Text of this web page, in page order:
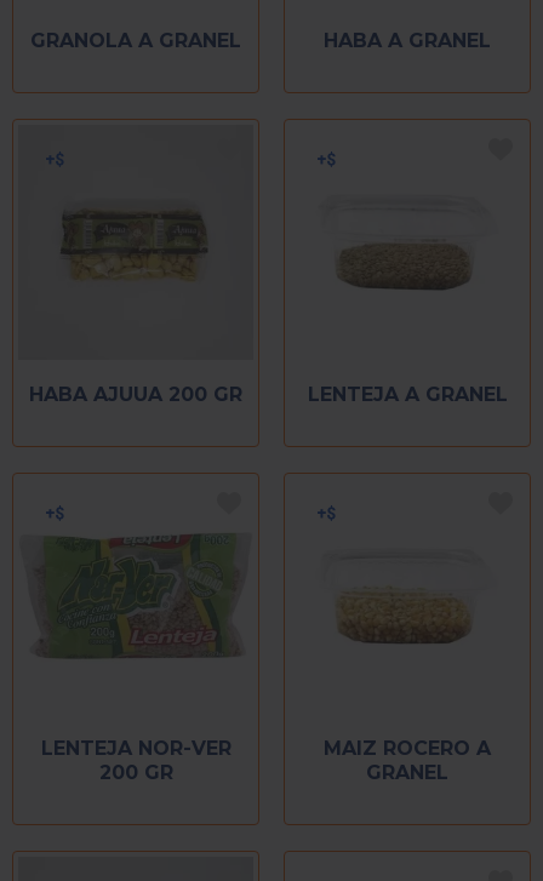
GRANOLA A GRANEL HABA A GRANEL
HABA AJUUA 200 GR LENTEJA A GRANEL
LENTEJA NOR-VER
200 GR
MAIZ ROCERO A
GRANEL